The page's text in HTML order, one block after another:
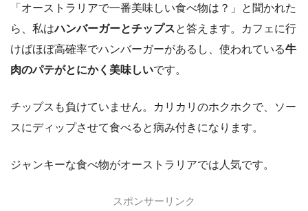
「オーストラリアで一番美味しい食べ物は？」と聞かれた
ら、私はハンバーガーとチップスと答えます。カフェに行
けばほぼ高確率でハンバーガーがあるし、使われている牛
肉のパテがとにかく美味しいです。
チップスも負けていません。カリカリのホクホクで、ソー
スにディップさせて食べると病み付きになります。
ジャンキーな食べ物がオーストラリアでは人気です。
スポンサーリンク